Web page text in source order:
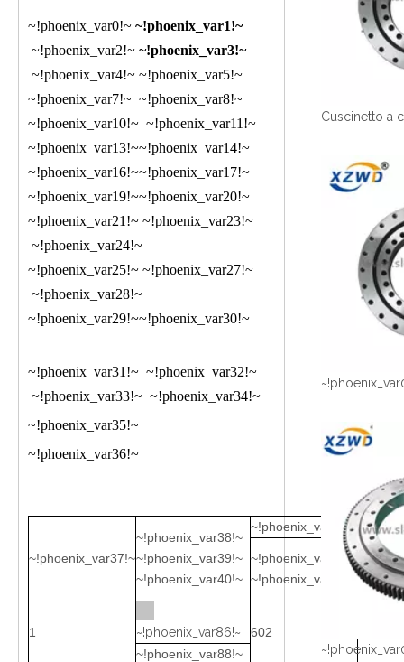
~!phoenix_var0!~ ~!phoenix_var1!~
~!phoenix_var2!~ ~!phoenix_var3!~
~!phoenix_var4!~ ~!phoenix_var5!~
~!phoenix_var7!~ ~!phoenix_var8!~
~!phoenix_var10!~ ~!phoenix_var11!~
~!phoenix_var13!~~!phoenix_var14!~
~!phoenix_var16!~~!phoenix_var17!~
~!phoenix_var19!~~!phoenix_var20!~
~!phoenix_var21!~ ~!phoenix_var23!~
~!phoenix_var24!~
~!phoenix_var25!~ ~!phoenix_var27!~
~!phoenix_var28!~
~!phoenix_var29!~~!phoenix_var30!~
~!phoenix_var31!~ ~!phoenix_var32!~
~!phoenix_var33!~ ~!phoenix_var34!~
~!phoenix_var35!~
~!phoenix_var36!~
~!phoenix_var37!~
~!phoenix_var38!~
~!phoenix_var39!~
~!phoenix_var40!~
~!phoenix_var41!~
~!phoenix_var48!~
~!phoenix_var49!~
1 ~!phoenix_var86!~ 602
~!phoenix_var88!~